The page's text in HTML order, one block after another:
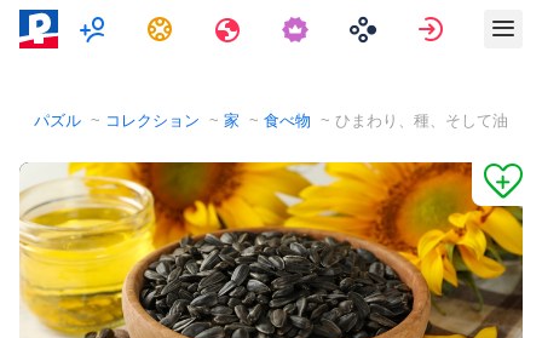
マルチプレイヤー
タスク 旅行 サインイ
パズル コレクション 家 食べ物 ひまわり、種、そして油